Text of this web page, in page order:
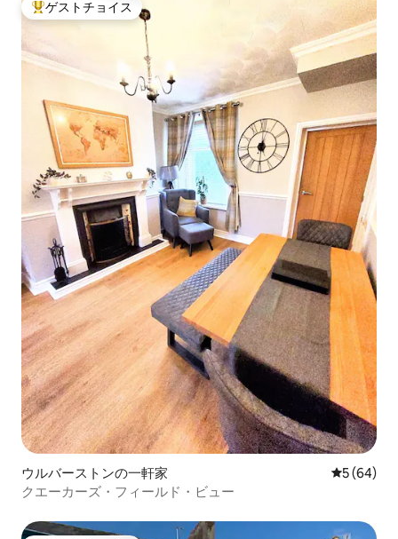
大好評のゲストチョイスです。
ゲストチョイス
ウルバーストンの一軒家 レビュー
5 (64)
クエーカーズ・フィールド・ビュー